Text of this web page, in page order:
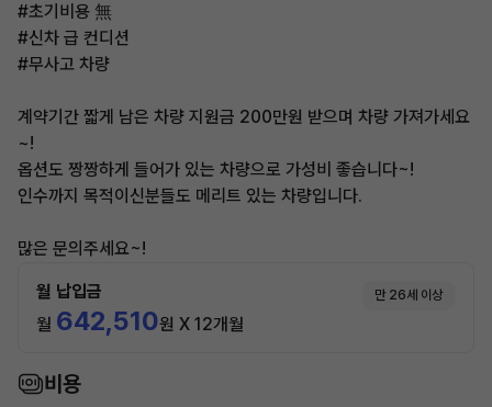
#초기비용 無
#신차 급 컨디션
#무사고 차량
계약기간 짧게 남은 차량 지원금 200만원 받으며 차량 가져가세요
~!
옵션도 짱짱하게 들어가 있는 차량으로 가성비 좋습니다~!
인수까지 목적이신분들도 메리트 있는 차량입니다.
많은 문의주세요~!
월 납입금 만 26세 이상
월 642,510원 X 12개월
비용